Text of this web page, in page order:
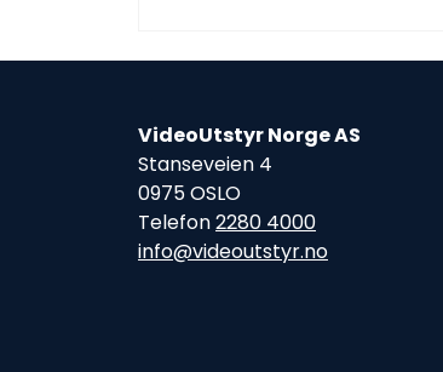
VideoUtstyr Norge AS
Stanseveien 4
0975 OSLO
Telefon2280 4000
info@videoutstyr.no